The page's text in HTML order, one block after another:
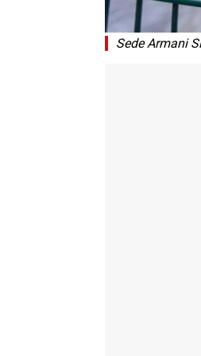
Sede Armani